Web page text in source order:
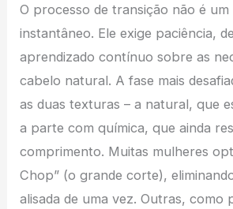
O processo de transição não é
instantâneo. Ele exige paciência,
aprendizado contínuo sobre as
cabelo natural. A fase mais
as duas texturas – a natural, que
a parte com química, que ainda
comprimento. Muitas mulheres
Chop” (o grande corte),
alisada de uma vez. Outras, como